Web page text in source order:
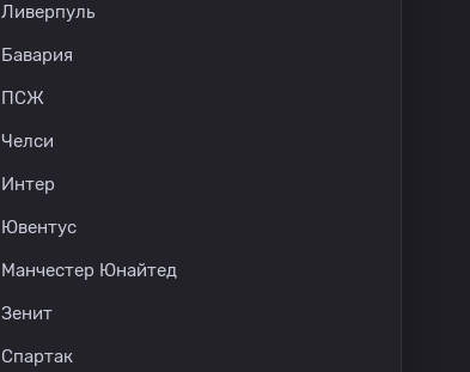
Ливерпуль
Бавария
ПСЖ
Челси
Интер
Ювентус
Манчестер Юнайтед
Зенит
Спартак